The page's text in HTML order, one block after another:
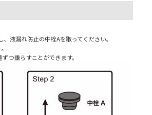
液漏れ防止の中栓Aを取ってください。
つ垂らすことができます。